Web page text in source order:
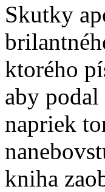
Skutky
ktorého
aby
napriek
kniha